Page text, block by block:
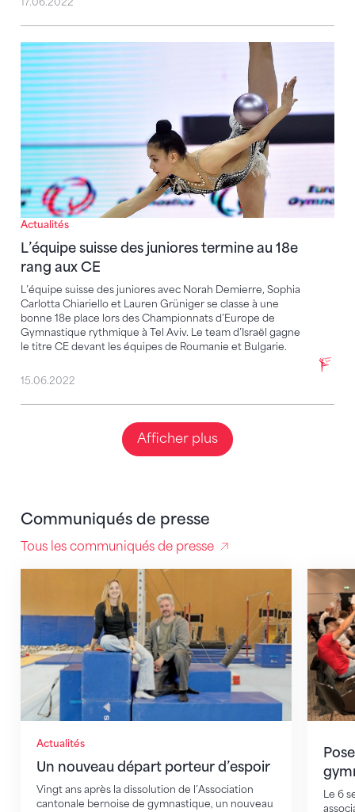
Actualités
L’équipe suisse des juniores termine au 18e
rang aux CE
L’équipe suisse des juniores avec Norah Demierre, Sophia
Carlotta Chiariello et Lauren Grüniger se classe à une
bonne 18e place lors des Championnats d’Europe de
Gymnastique rythmique à Tel Aviv. Le team d’Israël gagne
le titre CE devant les équipes de Roumanie et Bulgarie.
L’équipe suisse des juniores termine au 18e rang aux
15.06.2022
Afficher plus
Communiqués de presse
Tous les communiqués de presse
Actualités
Un nouveau départ porteur d’espoir
Vingt ans après la dissolution de l’Association
cantonale bernoise de gymnastique, un nouveau
Un nouveau départ porteur d’espoir
Le 6
Poser